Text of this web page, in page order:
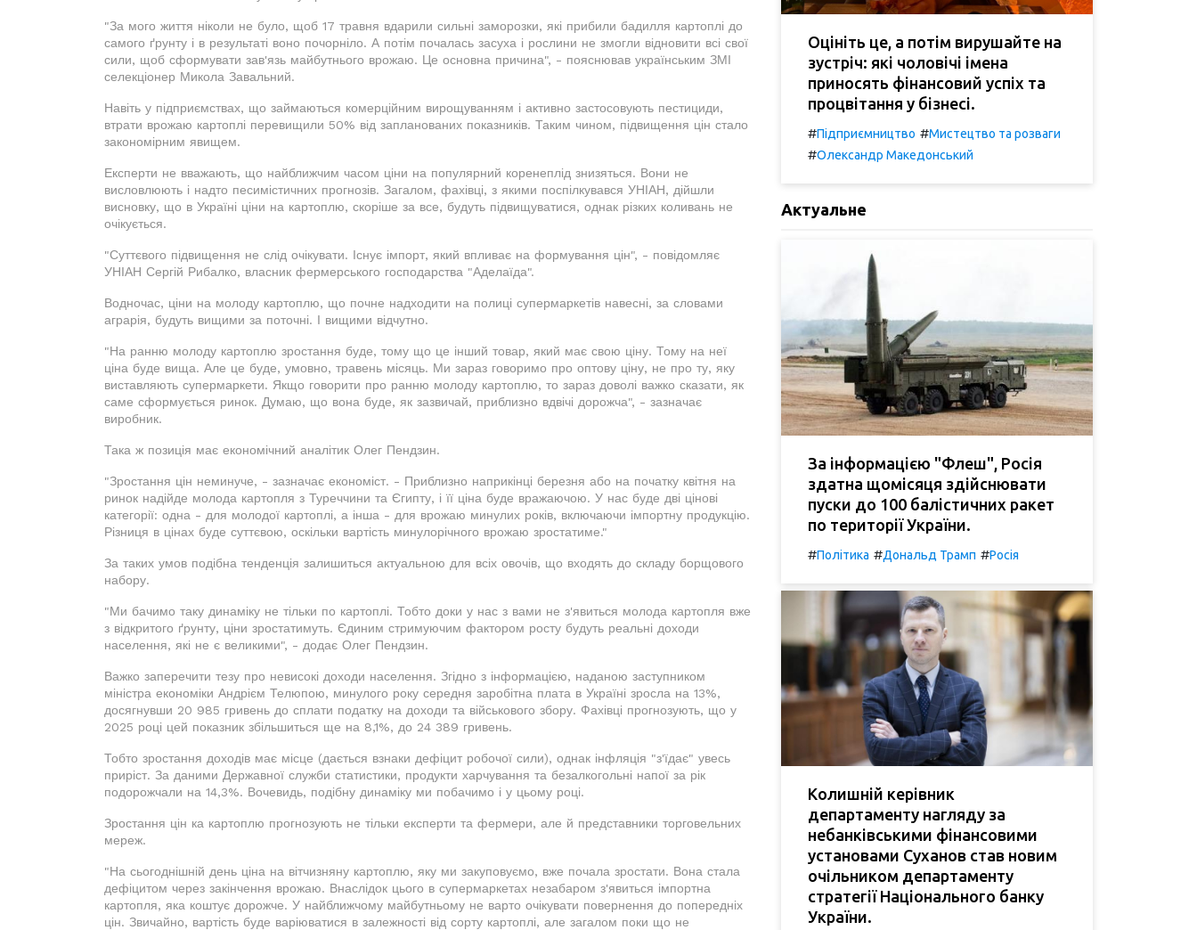
"За мого життя ніколи не було, щоб 17 травня вдарили сильні заморозки, які прибили бадилля картоплі до
самого ґрунту і в результаті воно почорніло. А потім почалась засуха і рослини не змогли відновити всі свої
сили, щоб сформувати зав'язь майбутнього врожаю. Це основна причина", - пояснював українським ЗМІ
селекціонер Микола Завальний.
Навіть у підприємствах, що займаються комерційним вирощуванням і активно застосовують пестициди,
втрати врожаю картоплі перевищили 50% від запланованих показників. Таким чином, підвищення цін стало
закономірним явищем.
Експерти не вважають, що найближчим часом ціни на популярний коренеплід знизяться. Вони не
висловлюють і надто песимістичних прогнозів. Загалом, фахівці, з якими поспілкувався УНІАН, дійшли
висновку, що в Україні ціни на картоплю, скоріше за все, будуть підвищуватися, однак різких коливань не
очікується.
"Суттєвого підвищення не слід очікувати. Існує імпорт, який впливає на формування цін", - повідомляє
УНІАН Сергій Рибалко, власник фермерського господарства "Аделаїда".
Водночас, ціни на молоду картоплю, що почне надходити на полиці супермаркетів навесні, за словами
аграрія, будуть вищими за поточні. І вищими відчутно.
"На ранню молоду картоплю зростання буде, тому що це інший товар, який має свою ціну. Тому на неї
ціна буде вища. Але це буде, умовно, травень місяць. Ми зараз говоримо про оптову ціну, не про ту, яку
виставляють супермаркети. Якщо говорити про ранню молоду картоплю, то зараз доволі важко сказати, як
саме сформується ринок. Думаю, що вона буде, як зазвичай, приблизно вдвічі дорожча", - зазначає
виробник.
Така ж позиція має економічний аналітик Олег Пендзин.
"Зростання цін неминуче, - зазначає економіст. - Приблизно наприкінці березня або на початку квітня на
ринок надійде молода картопля з Туреччини та Єгипту, і її ціна буде вражаючою. У нас буде дві цінові
категорії: одна - для молодої картоплі, а інша - для врожаю минулих років, включаючи імпортну продукцію.
Різниця в цінах буде суттєвою, оскільки вартість минулорічного врожаю зростатиме."
За таких умов подібна тенденція залишиться актуальною для всіх овочів, що входять до складу борщового
набору.
"Ми бачимо таку динаміку не тільки по картоплі. Тобто доки у нас з вами не з'явиться молода картопля вже
з відкритого ґрунту, ціни зростатимуть. Єдиним стримуючим фактором росту будуть реальні доходи
населення, які не є великими", - додає Олег Пендзин.
Важко заперечити тезу про невисокі доходи населення. Згідно з інформацією, наданою заступником
міністра економіки Андрієм Телюпою, минулого року середня заробітна плата в Україні зросла на 13%,
досягнувши 20 985 гривень до сплати податку на доходи та військового збору. Фахівці прогнозують, що у
2025 році цей показник збільшиться ще на 8,1%, до 24 389 гривень.
Тобто зростання доходів має місце (дається взнаки дефіцит робочої сили), однак інфляція "з'їдає" увесь
приріст. За даними Державної служби статистики, продукти харчування та безалкогольні напої за рік
подорожчали на 14,3%. Вочевидь, подібну динаміку ми побачимо і у цьому році.
Зростання цін ка картоплю прогнозують не тільки експерти та фермери, але й представники торговельних
мереж.
"На сьогоднішній день ціна на вітчизняну картоплю, яку ми закуповуємо, вже почала зростати. Вона стала
дефіцитом через закінчення врожаю. Внаслідок цього в супермаркетах незабаром з'явиться імпортна
картопля, яка коштує дорожче. У найближчому майбутньому не варто очікувати повернення до попередніх
цін. Звичайно, вартість буде варіюватися в залежності від сорту картоплі, але загалом поки що не
Оцініть це, а потім вирушайте на
зустріч: які чоловічі імена
приносять фінансовий успіх та
процвітання у бізнесі.
#Підприємництво #Мистецтво та розваги
#Олександр Македонський
Актуальне
За інформацією "Флеш", Росія
здатна щомісяця здійснювати
пуски до 100 балістичних ракет
по території України.
#Політика #Дональд Трамп #Росія
Колишній керівник
департаменту нагляду за
небанківськими фінансовими
установами Суханов став новим
очільником департаменту
стратегії Національного банку
України.